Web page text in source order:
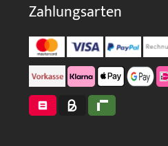
Zahlungsarten